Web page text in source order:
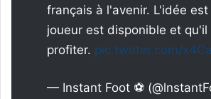
français à l'avenir. L'idée est
joueur est disponible et qu'il
profiter. pic.twitter.com/
— Instant Foot ⚽️